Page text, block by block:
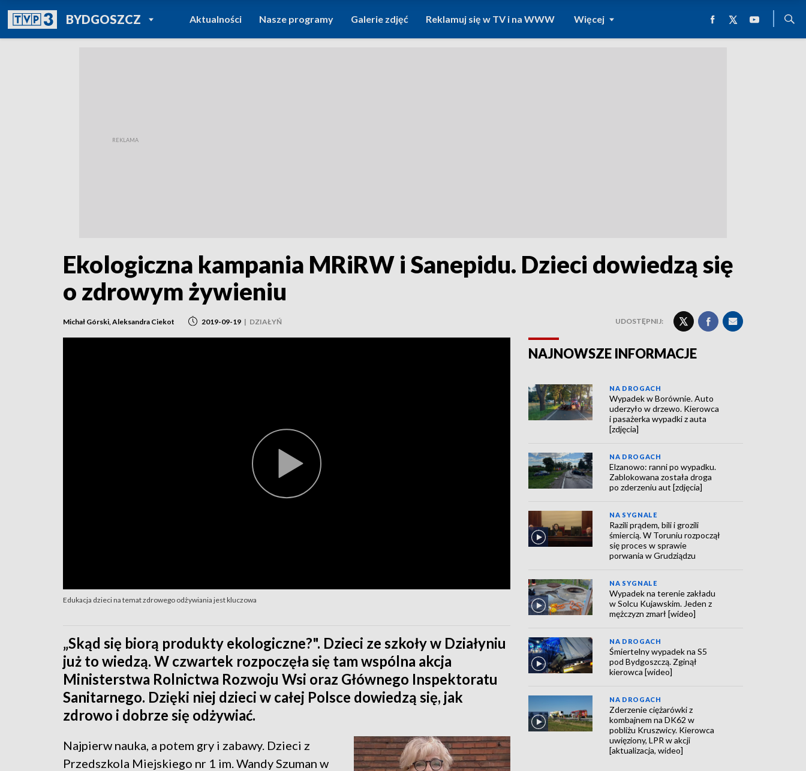
BYDGOSZCZPOWRÓT DO
TVP REGIONY
Aktualności Nasze programy Galerie zdjęć Reklamuj się w TV i na WWW Więcej
Ekologiczna kampania MRiRW i Sanepidu. Dzieci dowiedzą się
o zdrowym żywieniu
Michał Górski, Aleksandra Ciekot 2019-09-19 | DZIAŁYŃ UDOSTĘPNIJ:
Edukacja dzieci na temat zdrowego odżywiania jest kluczowa
„Skąd się biorą produkty ekologiczne?". Dzieci ze szkoły w Działyniu
już to wiedzą. W czwartek rozpoczęła się tam wspólna akcja
Ministerstwa Rolnictwa Rozwoju Wsi oraz Głównego Inspektoratu
Sanitarnego. Dzięki niej dzieci w całej Polsce dowiedzą się, jak
zdrowo i dobrze się odżywiać.
Najpierw nauka, a potem gry i zabawy. Dzieci z
Przedszkola Miejskiego nr 1 im. Wandy Szuman w
NAJNOWSZE INFORMACJE
NA DROGACH
Wypadek w Borównie. Auto
uderzyło w drzewo. Kierowca
i pasażerka wypadki z auta
[zdjęcia]
NA DROGACH
Elzanowo: ranni po wypadku.
Zablokowana została droga
po zderzeniu aut [zdjęcia]
NA SYGNALE
Razili prądem, bili i grozili
śmiercią. W Toruniu rozpoczął
się proces w sprawie
porwania w Grudziądzu
NA SYGNALE
Wypadek na terenie zakładu
w Solcu Kujawskim. Jeden z
mężczyzn zmarł [wideo]
NA DROGACH
Śmiertelny wypadek na S5
pod Bydgoszczą. Zginął
kierowca [wideo]
NA DROGACH
Zderzenie ciężarówki z
kombajnem na DK62 w
pobliżu Kruszwicy. Kierowca
uwięziony, LPR w akcji
[aktualizacja, wideo]